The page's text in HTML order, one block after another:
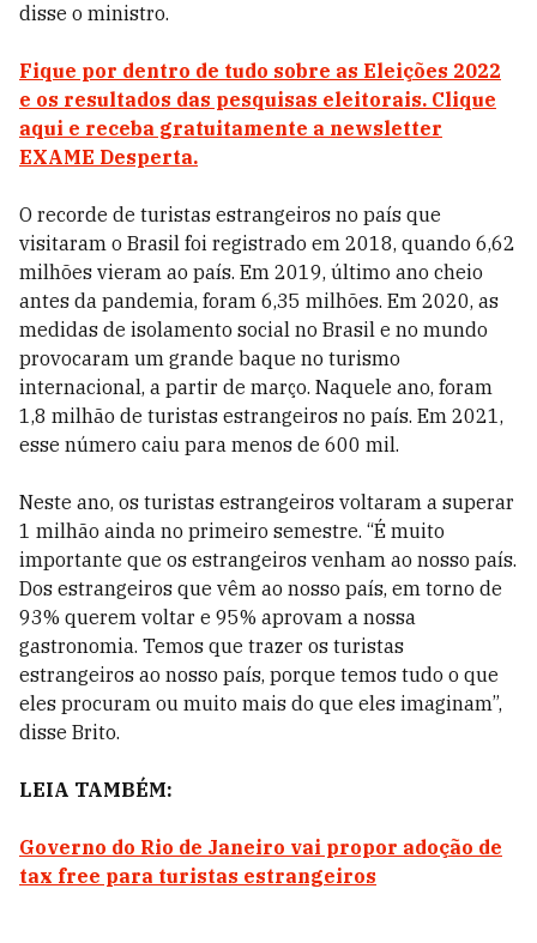
disse o ministro.
Fique por dentro de tudo sobre as Eleições 2022
e os resultados das pesquisas eleitorais. Clique
aqui e receba gratuitamente a newsletter
EXAME Desperta.
O recorde de turistas estrangeiros no país que
visitaram o Brasil foi registrado em 2018, quando 6,62
milhões vieram ao país. Em 2019, último ano cheio
antes da pandemia, foram 6,35 milhões. Em 2020, as
medidas de isolamento social no Brasil e no mundo
provocaram um grande baque no turismo
internacional, a partir de março. Naquele ano, foram
1,8 milhão de turistas estrangeiros no país. Em 2021,
esse número caiu para menos de 600 mil.
Neste ano, os turistas estrangeiros voltaram a superar
1 milhão ainda no primeiro semestre. “É muito
importante que os estrangeiros venham ao nosso país.
Dos estrangeiros que vêm ao nosso país, em torno de
93% querem voltar e 95% aprovam a nossa
gastronomia. Temos que trazer os turistas
estrangeiros ao nosso país, porque temos tudo o que
eles procuram ou muito mais do que eles imaginam”,
disse Brito.
LEIA TAMBÉM:
Governo do Rio de Janeiro vai propor adoção de
tax free para turistas estrangeiros